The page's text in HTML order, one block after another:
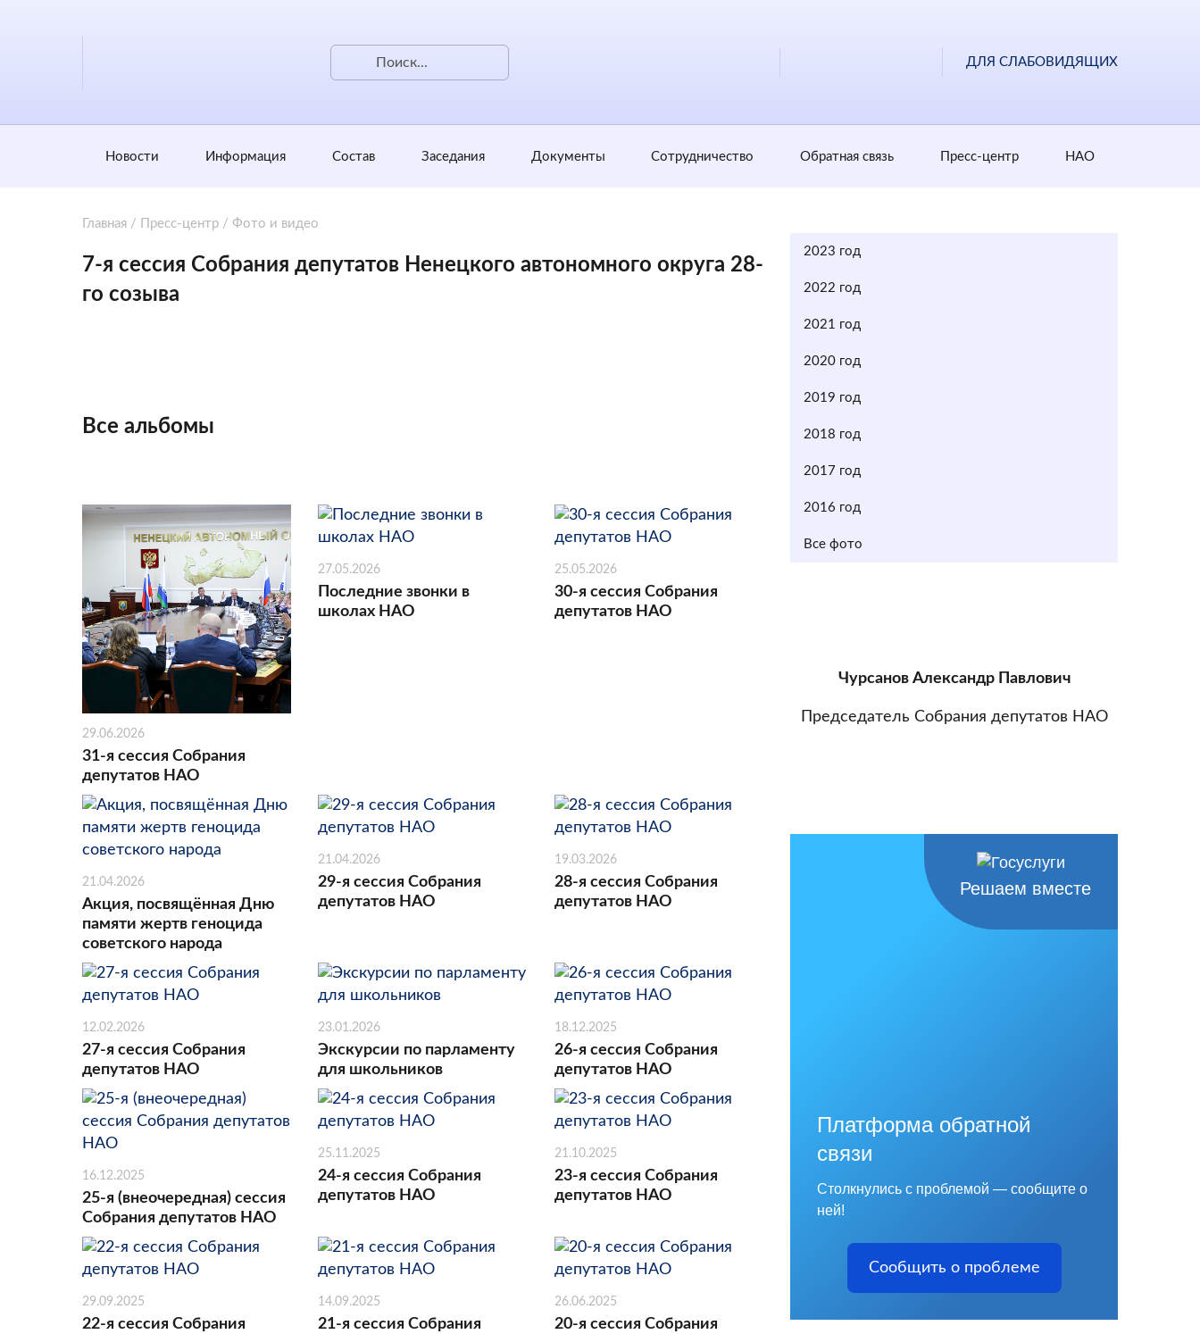
ДЛЯ СЛАБОВИДЯЩИХ
Новости Информация Состав Заседания Документы Сотрудничество Обратная cвязь Пресс-центр НАО
Главная / Пресс-центр / Фото и видео
7-я сессия Собрания депутатов Ненецкого автономного округа 28-
го созыва
Все альбомы
29.06.2026
31-я сессия Собрания
депутатов НАО
27.05.2026
Последние звонки в
школах НАО
25.05.2026
30-я сессия Собрания
депутатов НАО
21.04.2026
Акция, посвящённая Дню
памяти жертв геноцида
советского народа
21.04.2026
29-я сессия Собрания
депутатов НАО
19.03.2026
28-я сессия Собрания
депутатов НАО
12.02.2026
27-я сессия Собрания
депутатов НАО
23.01.2026
Экскурсии по парламенту
для школьников
18.12.2025
26-я сессия Собрания
депутатов НАО
16.12.2025
25-я (внеочередная) сессия
Собрания депутатов НАО
25.11.2025
24-я сессия Собрания
депутатов НАО
21.10.2025
23-я сессия Собрания
депутатов НАО
29.09.2025
22-я сессия Собрания
14.09.2025
21-я сессия Собрания
26.06.2025
20-я сессия Собрания
2023 год
2022 год
2021 год
2020 год
2019 год
2018 год
2017 год
2016 год
Все фото
Чурсанов Александр Павлович
Председатель Собрания депутатов НАО
Решаем вместе
Платформа обратной
связи
Столкнулись с проблемой — сообщите о
ней!
Сообщить о проблеме